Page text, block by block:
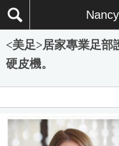
<美足>居家專業足部
硬皮機。